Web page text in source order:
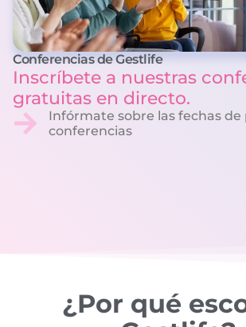
Conferencias de Gestlife
Inscríbete a nuestras
gratuitas en directo.
Infórmate sobre las fechas de
conferencias
¿Por qué